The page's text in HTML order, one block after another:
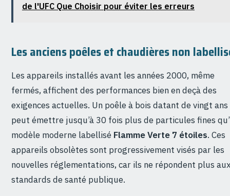
de l'UFC Que Choisir pour éviter les erreurs
Les anciens poêles et chaudières non
Les appareils installés avant les années 2000, même
fermés, affichent des performances bien en deçà des
exigences actuelles. Un poêle à bois datant de vingt ans
peut émettre jusqu’à 30 fois plus de particules fines
modèle moderne labellisé Flamme Verte 7 étoiles. Ces
appareils obsolètes sont progressivement visés par les
nouvelles réglementations, car ils ne répondent plus
standards de santé publique.